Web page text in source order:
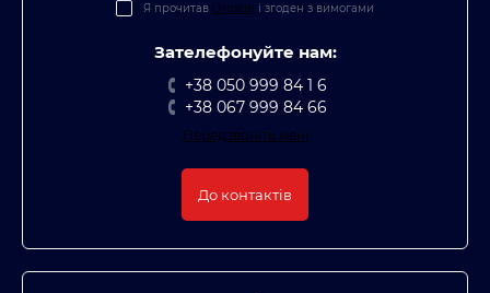
Я прочитав Оплата і згоден з вимогами
Зателефонуйте нам:
+38 050 999 84 1 6
+38 067 999 84 66
Передзвоніть мені
До контактів